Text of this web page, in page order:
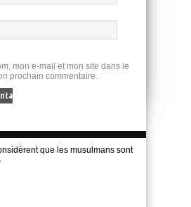
mon e-mail et mon site dans le
prochain commentaire.
que les musulmans sont